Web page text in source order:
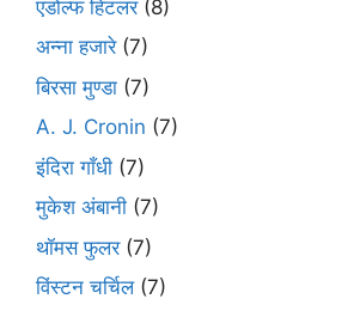
एडोल्फ हिटलर(8)
अन्ना हजारे(7)
बिरसा मुण्डा (7)
A. J. Cronin (7)
इंदिरा गाँधी (7)
मुकेश अंबानी (7)
थॉमस फुलर(7)
विंस्टन चर्चिल(7)